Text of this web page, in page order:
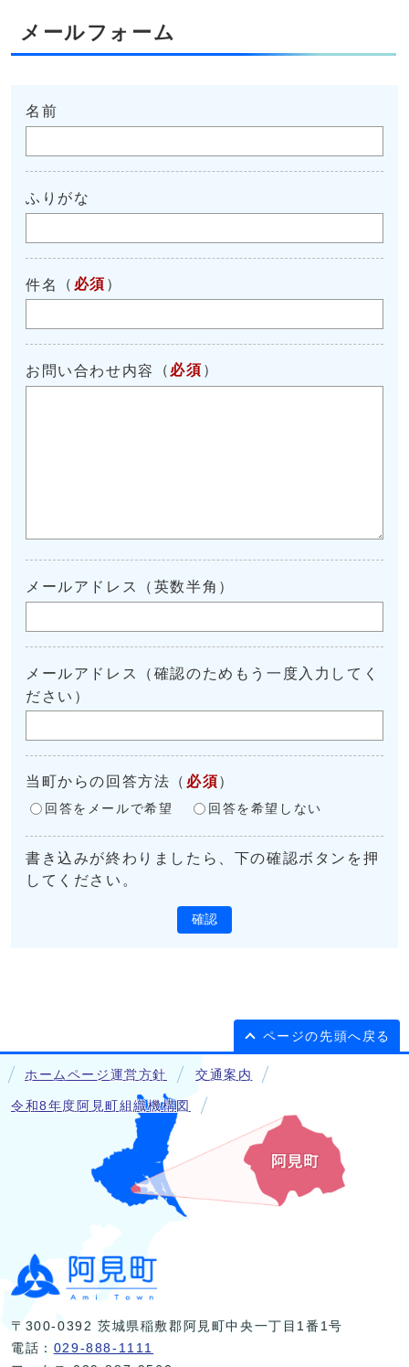
メールフォーム
名前
ふりがな
件名 （ 必須 ）
お問い合わせ内容 （ 必須 ）
メールアドレス（英数半角）
メールアドレス（確認のためもう一度入力してく
ださい）
当町からの回答方法 （ 必須 ）
回答をメールで希望 回答を希望しない
書き込みが終わりましたら、下の確認ボタンを押
してください。
確認
ページの先頭へ戻る
ホームページ運営方針 交通案内
令和8年度阿見町組織機構図
〒300-0392 茨城県稲敷郡阿見町中央一丁目1番1号
電話： 029-888-1111